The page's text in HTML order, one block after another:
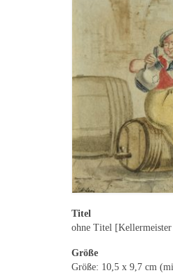
Titel
ohne Titel [Kellermeister
Größe
Größe: 10,5 x 9,7 cm